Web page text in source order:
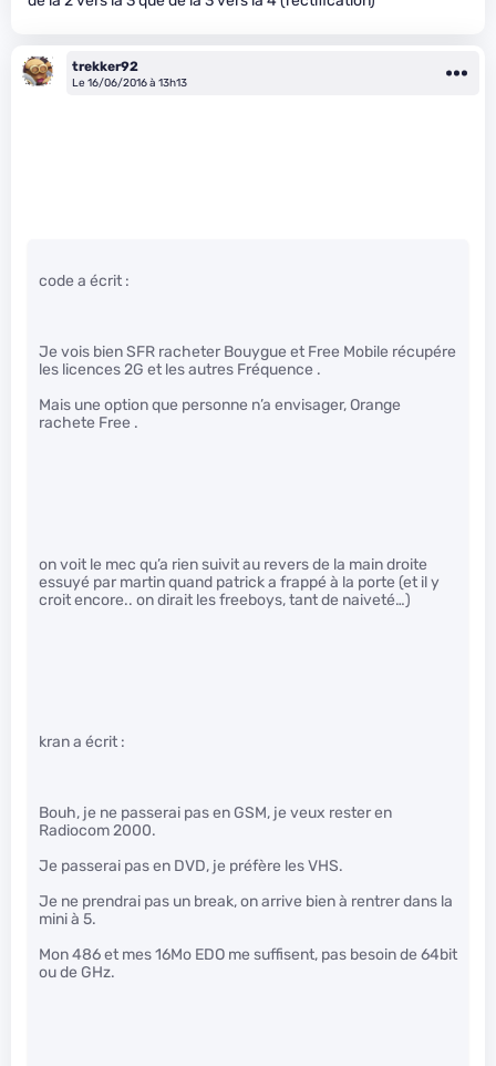
trekker92
Le 16/06/2016 à 13h13
code a écrit :
Je vois bien SFR racheter Bouygue et Free Mobile récupére
les licences 2G et les autres Fréquence .
Mais une option que personne n’a envisager, Orange
rachete Free .
on voit le mec qu’a rien suivit au revers de la main droite
essuyé par martin quand patrick a frappé à la porte (et il y
croit encore.. on dirait les freeboys, tant de naiveté…)
kran a écrit :
Bouh, je ne passerai pas en GSM, je veux rester en
Radiocom 2000.
Je passerai pas en DVD, je préfère les VHS.
Je ne prendrai pas un break, on arrive bien à rentrer dans la
mini à 5.
Mon 486 et mes 16Mo EDO me suffisent, pas besoin de 64bit
ou de GHz.